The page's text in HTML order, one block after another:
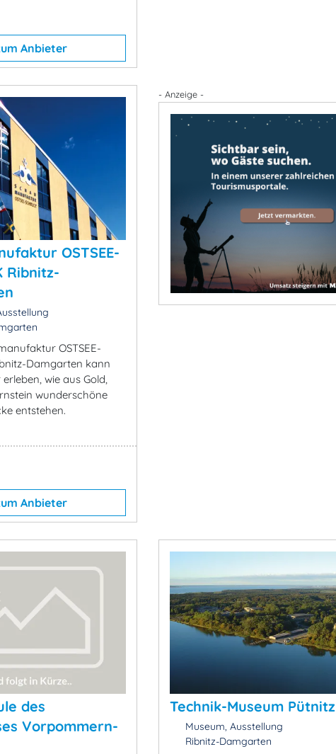
Anbieter
OSTSEE-
Ribnitz-
OSTSEE-
Damgarten kann
wie aus Gold,
wunderschöne
entstehen.
Anbieter
- Anzeige -
des
Vorpommern-
Technik-Museum Pütnitz
Museum, Ausstellung
Ribnitz-Damgarten